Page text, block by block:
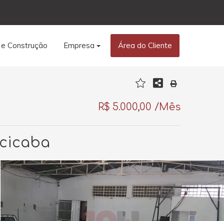
Construção Empresa Área do Cliente
R$ 5.000,00 /Mês